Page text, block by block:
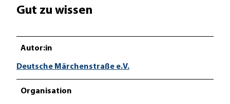
Gut zu wissen
Autor:in
Deutsche Märchenstraße e.V.
Organisation